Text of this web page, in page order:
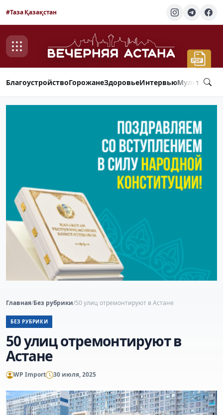
#Таза Қазақстан
БлагоустройствоГорожанеЗдоровьеИнтервью
Главная/Без рубрики/50 улиц отремонтируют в Астане
БЕЗ РУБРИКИ
50 улиц отремонтируют в
Астане
WP Import 30 июля, 2025